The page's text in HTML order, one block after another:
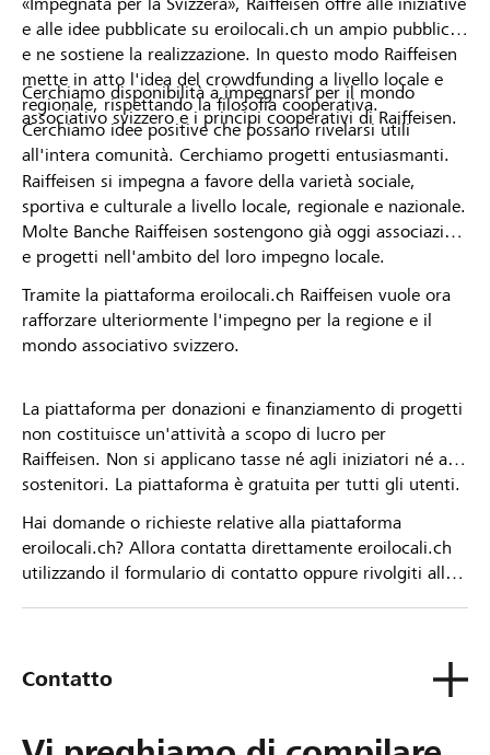
e alle idee pubblicate su eroilocali.ch un ampio pubblico
e ne sostiene la realizzazione. In questo modo Raiffeisen
mette in atto l'idea del crowdfunding a livello locale e
regionale, rispettando la filosofia cooperativa.
Cerchiamo idee positive che possano rivelarsi utili
all'intera comunità. Cerchiamo progetti entusiasmanti.
Cerchiamo disponibilità a impegnarsi per il mondo
associativo svizzero e i principi cooperativi di Raiffeisen.
Raiffeisen si impegna a favore della varietà sociale,
sportiva e culturale a livello locale, regionale e nazionale.
Molte Banche Raiffeisen sostengono già oggi associazioni
e progetti nell'ambito del loro impegno locale.
Tramite la piattaforma eroilocali.ch Raiffeisen vuole ora
rafforzare ulteriormente l'impegno per la regione e il
mondo associativo svizzero.
La piattaforma per donazioni e finanziamento di progetti
non costituisce un'attività a scopo di lucro per
Raiffeisen. Non si applicano tasse né agli iniziatori né ai
sostenitori. La piattaforma è gratuita per tutti gli utenti.
Hai domande o richieste relative alla piattaforma
eroilocali.ch? Allora contatta direttamente eroilocali.ch
utilizzando il formulario di contatto oppure rivolgiti alla
Contatto